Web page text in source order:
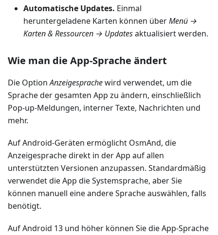
Automatische Updates. Einmal
heruntergeladene Karten können überMenü →
Karten & Ressourcen → Updatesaktualisiert werden.
Wie man die App-Sprache ändert
Die OptionAnzeigesprachewird verwendet, um die
Sprache der gesamten App zu ändern, einschließlich
Pop-up-Meldungen, interner Texte, Nachrichten und
mehr.
Auf Android-Geräten ermöglicht OsmAnd, die
Anzeigesprache direkt in der App auf allen
unterstützten Versionen anzupassen. Standardmäßig
verwendet die App die Systemsprache, aber Sie
können manuell eine andere Sprache auswählen, falls
benötigt.
Auf Android 13 und höher können Sie die App-Sprache